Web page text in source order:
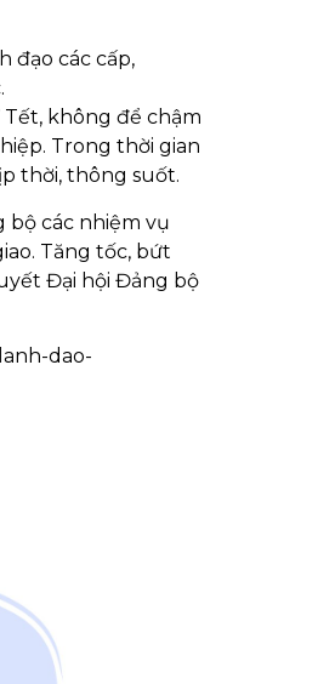
đạo các cấp,
Tết, không để chậm
Trong thời gian
thời, thông suốt.
bộ các nhiệm vụ
Tăng tốc, bứt
Đại hội Đảng bộ
dao-